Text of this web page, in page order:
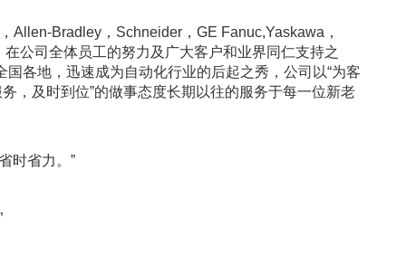
Bradley，Schneider，GE Fanuc,Yaskawa，
公司全体员工的努力及广大客户和业界同仁支持之
各地，迅速成为自动化行业的后起之秀，公司以“为客
，及时到位”的做事态度长期以往的服务于每一位新老
时省力。”